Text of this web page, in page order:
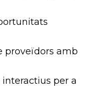
proveïdors amb
per a